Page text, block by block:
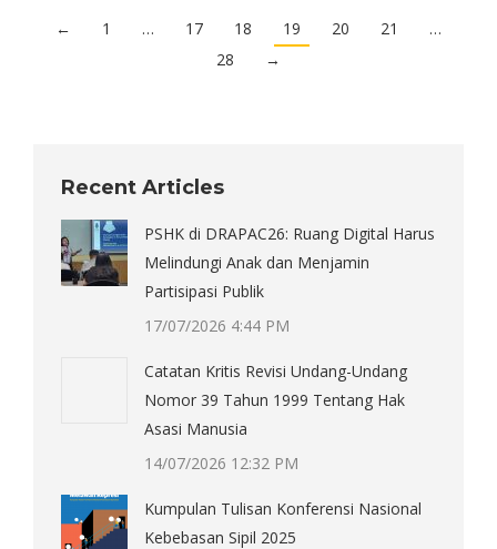
← 1 … 17 18 19 20 21
…
28
→
Recent Articles
PSHK di DRAPAC26: Ruang Digital Harus
Melindungi Anak dan Menjamin
Partisipasi Publik
17/07/2026 4:44 PM
Catatan Kritis Revisi Undang-Undang
Nomor 39 Tahun 1999 Tentang Hak
Asasi Manusia
14/07/2026 12:32 PM
Kumpulan Tulisan Konferensi Nasional
Kebebasan Sipil 2025